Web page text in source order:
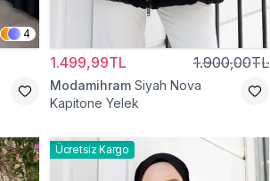
4
1.499,99TL 1.900,00TL
Modamihram Siyah Nova
Kapitone Yelek
Ücretsiz Kargo